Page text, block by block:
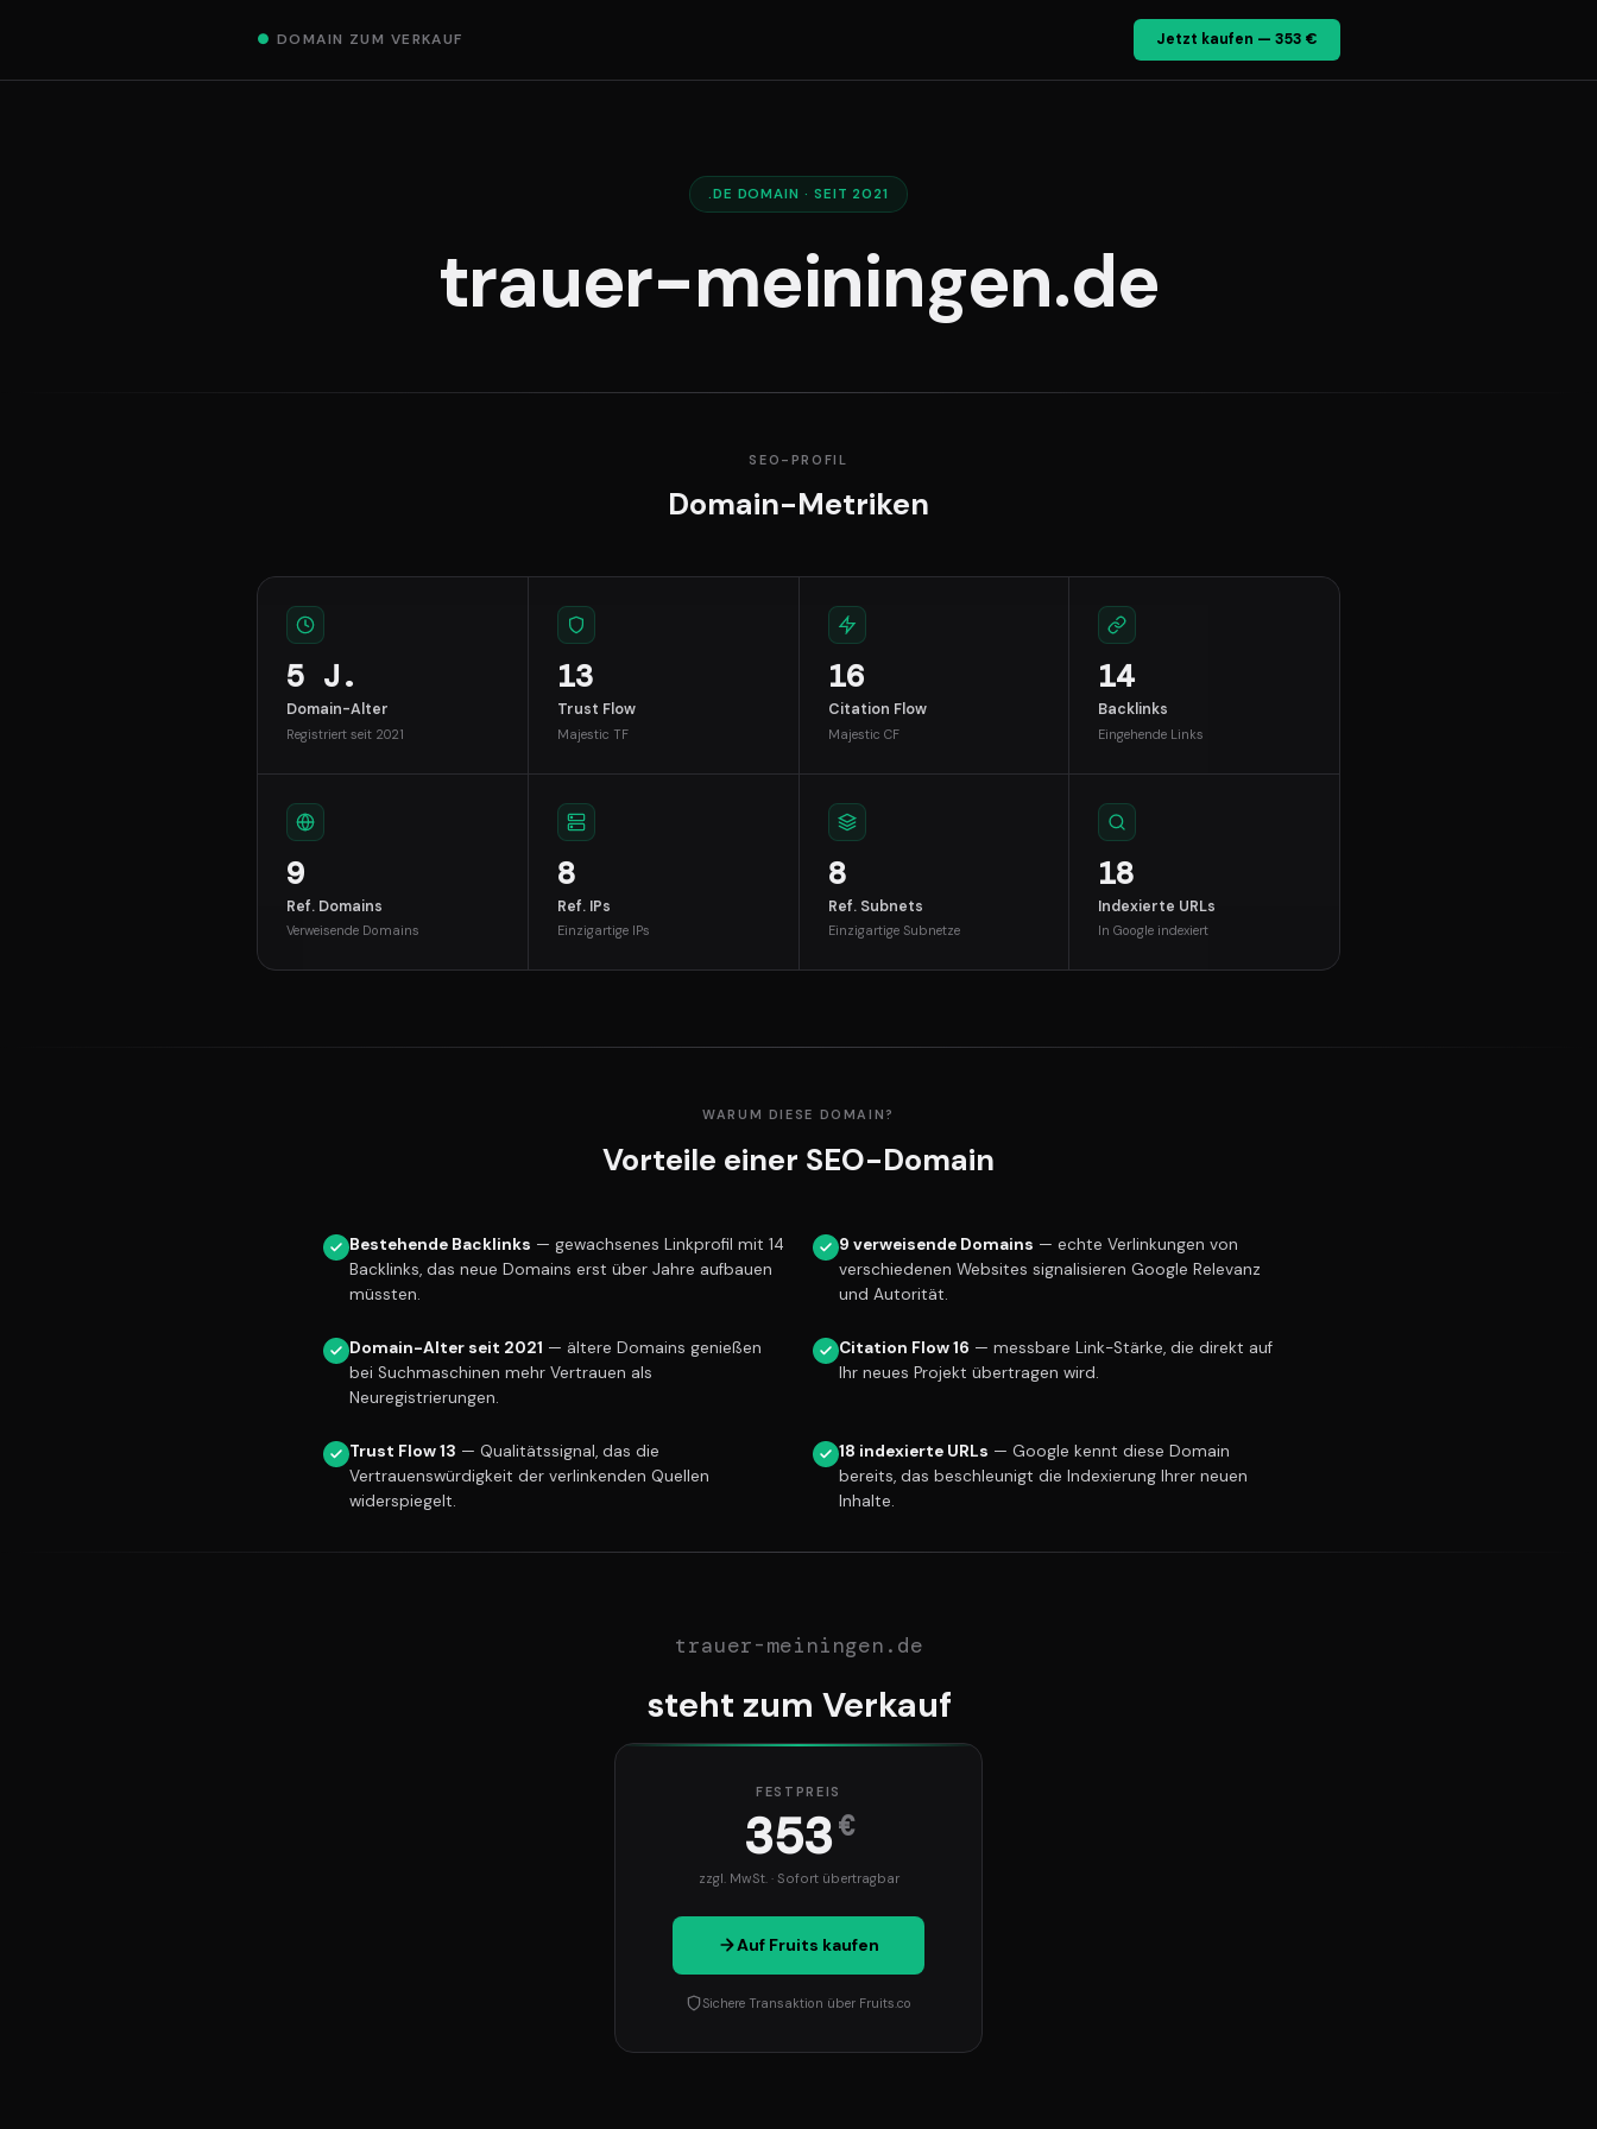
● DOMAIN ZUM VERKAUF Jetzt kaufen — 353 €
.DE DOMAIN · SEIT 2021
trauer-meiningen.de
SEO-PROFIL
Domain-Metriken
5 J.
Domain-Alter
Registriert seit 2021
13
Trust Flow
Majestic TF
16
Citation Flow
Majestic CF
14
Backlinks
Eingehende Links
9
Ref. Domains
Verweisende Domains
8
Ref. IPs
Einzigartige IPs
8
Ref. Subnets
Einzigartige Subnetze
18
Indexierte URLs
In Google indexiert
WARUM DIESE DOMAIN?
Vorteile einer SEO-Domain
Bestehende Backlinks — gewachsenes Linkprofil mit 14
Backlinks, das neue Domains erst über Jahre aufbauen
müssten.
9 verweisende Domains — echte Verlinkungen von
verschiedenen Websites signalisieren Google Relevanz
und Autorität.
Domain-Alter seit 2021 — ältere Domains genießen
bei Suchmaschinen mehr Vertrauen als
Neuregistrierungen.
Citation Flow 16 — messbare Link-Stärke, die direkt auf
Ihr neues Projekt übertragen wird.
Trust Flow 13 — Qualitätssignal, das die
Vertrauenswürdigkeit der verlinkenden Quellen
widerspiegelt.
18 indexierte URLs — Google kennt diese Domain
bereits, das beschleunigt die Indexierung Ihrer neuen
Inhalte.
trauer-meiningen.de
steht zum Verkauf
FESTPREIS
353 €
zzgl. MwSt. · Sofort übertragbar
Auf Fruits kaufen
Sichere Transaktion über Fruits.co